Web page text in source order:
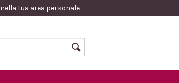
nella tua area personale